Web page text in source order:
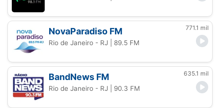
NovaParadiso FM 771.1 mil
Rio de Janeiro - RJ | 89.5 FM
BandNews FM 635.1 mil
Rio de Janeiro - RJ | 90.3 FM